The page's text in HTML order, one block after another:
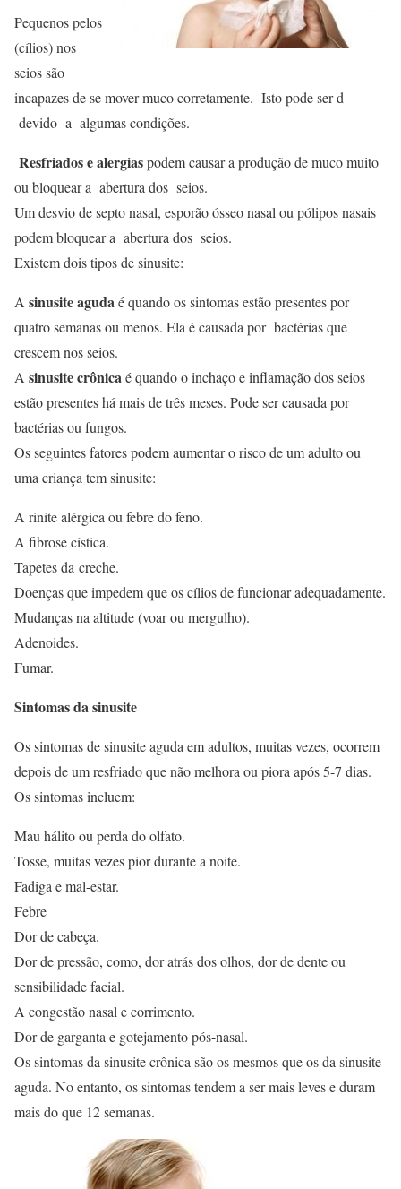
Pequenos pelos
(cílios) nos
seios são
incapazes de se mover muco corretamente. Isto pode ser d
devido a algumas condições.
Resfriados e alergiaspodem causar a produção de muco muito
ou bloquear a abertura dos seios.
Um desvio de septo nasal, esporão ósseo nasal ou pólipos nasais
podem bloquear a abertura dos seios.
Existem dois tipos de sinusite:
A sinusite agudaé quando os sintomas estão presentes por
quatro semanas ou menos. Ela é causada por bactérias que
crescem nos seios.
A sinusite crônicaé quando o inchaço e inflamação dos seios
estão presentes há mais de três meses. Pode ser causada por
bactérias ou fungos.
Os seguintes fatores podem aumentar o risco de um adulto ou
uma criança tem sinusite:
A rinite alérgica ou febre do feno.
A fibrose cística.
Tapetes da creche.
Doenças que impedem que os cílios de funcionar adequadamente.
Mudanças na altitude (voar ou mergulho).
Adenoides.
Fumar.
Sintomas da sinusite
Os sintomas de sinusite aguda em adultos, muitas vezes, ocorrem
depois de um resfriado que não melhora ou piora após 5-7 dias.
Os sintomas incluem:
Mau hálito ou perda do olfato.
Tosse, muitas vezes pior durante a noite.
Fadiga e mal-estar.
Febre
Dor de cabeça.
Dor de pressão, como, dor atrás dos olhos, dor de dente ou
sensibilidade facial.
A congestão nasal e corrimento.
Dor de garganta e gotejamento pós-nasal.
Os sintomas da sinusite crônica são os mesmos que os da sinusite
aguda. No entanto, os sintomas tendem a ser mais leves e duram
mais do que 12 semanas.